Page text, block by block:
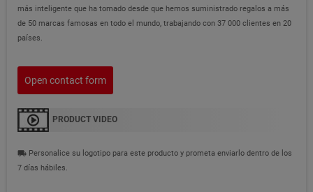
más inteligente que ha tomado desde que hemos suministrado regalos a más
de 50 marcas famosas en todo el mundo, trabajando con 37 000 clientes en 20
países.
Open contact form
PRODUCT VIDEO
local_shipping Personalice su logotipo para este producto y prometa enviarlo dentro de los
7 días hábiles.